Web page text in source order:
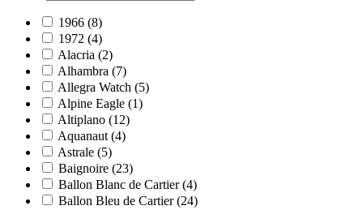
1966 (8)
1972 (4)
Alacria (2)
Alhambra (7)
Allegra Watch (5)
Alpine Eagle (1)
Altiplano (12)
Aquanaut (4)
Astrale (5)
Baignoire (23)
Ballon Blanc de Cartier (4)
Ballon Bleu de Cartier (24)